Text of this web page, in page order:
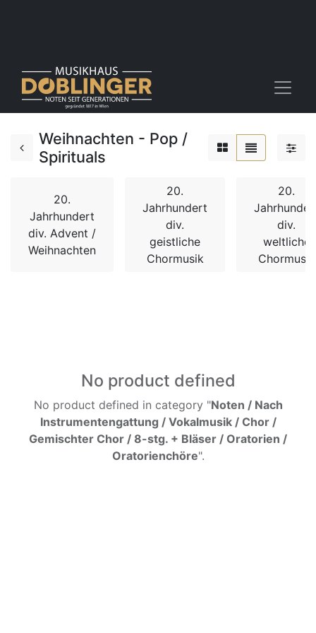
Weihnachten - Pop /
Spirituals
20.
Jahrhundert
div. Advent /
Weihnachten
20.
Jahrhundert
div.
geistliche
Chormusik
20.
div.
weltliche
Chormusik
No product defined
No product defined in category "Noten / Nach
Instrumentengattung / Vokalmusik / Chor /
Gemischter Chor / 8-stg. + Bläser / Oratorien /
Oratorienchöre".